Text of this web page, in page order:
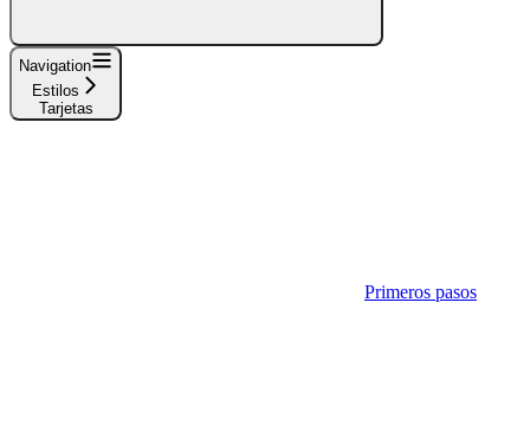
Navigation
Estilos
Tarjetas
Primeros pasos